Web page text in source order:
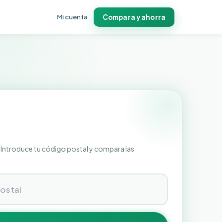
Mi cuenta Compara y ahorra
Introduce tu código postal y compara las